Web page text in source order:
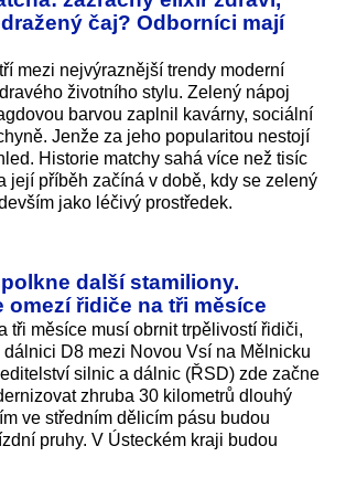
čaj? Odborníci mají
mezi nejvýraznější trendy moderní
životního stylu. Zelený nápoj
barvou zaplnil kavárny, sociální
Jenže za jeho popularitou nestojí
Historie matchy sahá více než tisíc
její příběh začíná v době, kdy se zelený
jako léčivý prostředek.
další stamiliony.
omezí řidiče na tři měsíce
tři měsíce musí obrnit trpělivostí řidiči,
dálnici D8 mezi Novou Vsí na Mělnicku
silnic a dálnic (ŘSD) zde začne
zhruba 30 kilometrů dlouhý
ve středním dělicím pásu budou
pruhy. V Ústeckém kraji budou